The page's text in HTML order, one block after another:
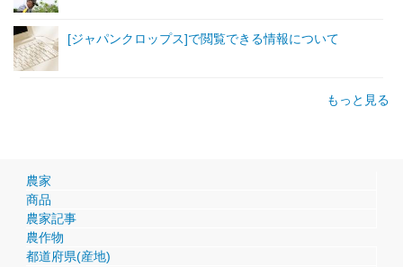
[ジャパンクロップス]で閲覧できる情報について
もっと見る
農家
商品
農家記事
農作物
都道府県(産地)